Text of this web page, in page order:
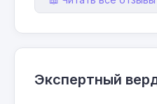
Экспертный